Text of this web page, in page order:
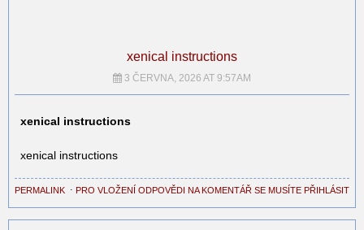
xenical instructions
3 ČERVNA, 2026 AT 9:57AM
xenical instructions
xenical instructions
PERMALINK ⋅ PRO VLOŽENÍ ODPOVĚDI NA KOMENTÁŘ SE MUSÍTE PŘIHLÁSIT